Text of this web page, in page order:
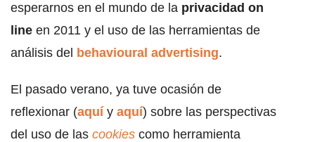
esperarnos en el mundo de la privacidad on
line en 2011 y el uso de las herramientas de
análisis del behavioural advertising.
El pasado verano, ya tuve ocasión de
reflexionar (aquí y aquí) sobre las perspectivas
del uso de las cookies como herramienta